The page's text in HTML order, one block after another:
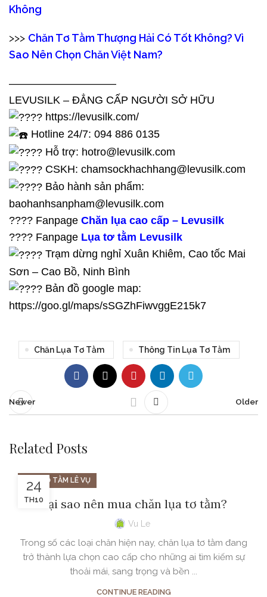
Không
>>> Chăn Tơ Tằm Thượng Hải Có Tốt Không? Vì
Sao Nên Chọn Chăn Việt Nam?
——————————
LEVUSILK – ĐẲNG CẤP NGƯỜI SỞ HỮU
https://levusilk.com/
Hotline 24/7: 094 886 0135
Hỗ trợ: hotro@levusilk.com
CSKH: chamsockhachhang@levusilk.com
Bảo hành sản phẩm:
baohanhsanpham@levusilk.com
???? Fanpage Chăn lụa cao cấp – Levusilk
???? Fanpage Lụa tơ tằm Levusilk
Trạm dừng nghỉ Xuân Khiêm, Cao tốc Mai
Sơn – Cao Bồ, Ninh Bình
Bản đồ google map:
https://goo.gl/maps/sSGZhFiwvggE215k7
Chăn Lụa Tơ Tằm Thông Tin Lụa Tơ Tằm
Newer Older
Related Posts
24
TH10
LỤA TƠ TẰM LÊ VỤ
Tại sao nên mua chăn lụa tơ tằm?
Vu Le
Trong số các loại chăn hiện nay, chăn lụa tơ tằm đang
trở thành lựa chọn cao cấp cho những ai tìm kiếm sự
thoải mái, sang trọng và bền ...
CONTINUE READING